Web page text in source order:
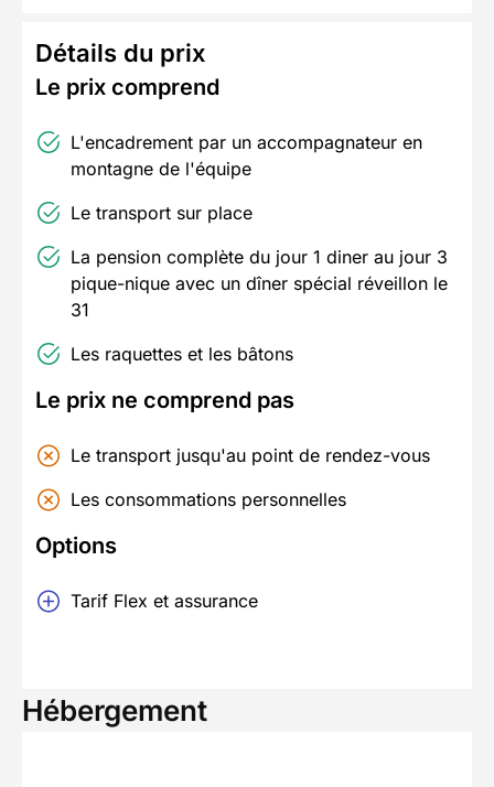
Détails du prix
Le prix comprend
L'encadrement par un accompagnateur en
montagne de l'équipe
Le transport sur place
La pension complète du jour 1 diner au jour 3
pique-nique avec un dîner spécial réveillon le
31
Les raquettes et les bâtons
Le prix ne comprend pas
Le transport jusqu'au point de rendez-vous
Les consommations personnelles
Options
Tarif Flex et assurance
Hébergement